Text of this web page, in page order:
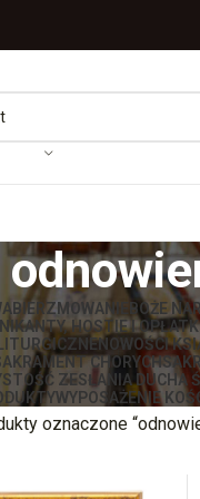
BIERZMOWANIE BOŻE
HOSTIE I
NOWOŚCI
CHORYCH
ZESŁANIA DUCHA
WYPOSAŻENIE
oznaczone